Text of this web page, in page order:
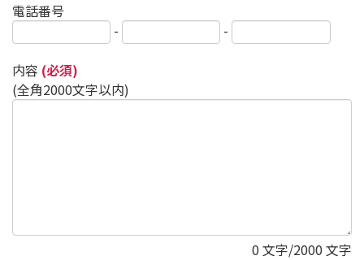
電話番号
-
-
内容 (必須)
(全角2000文字以内)
0 文字/2000 文字